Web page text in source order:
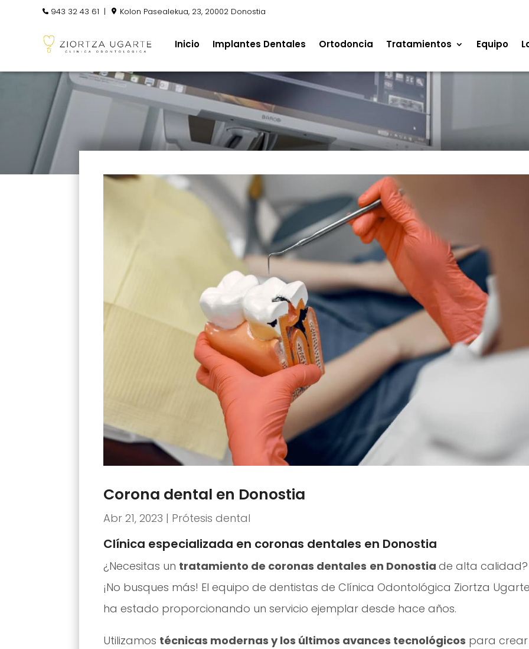
943 32 43 61 | Kolon Pasealekua, 23, 20002 Donostia
Inicio Implantes Dentales Ortodoncia Tratamientos Equipo
Corona dental en Donostia
Abr 21, 2023 | Prótesis dental
Clínica especializada en coronas dentales en Donostia
¿Necesitas un tratamiento de coronas dentales en Donostia de alta calidad?
¡No busques más! El equipo de dentistas de Clínica Odontológica Ziortza
ha estado proporcionando un servicio ejemplar desde hace años.
Utilizamos técnicas modernas y los últimos avances tecnológicos para crear